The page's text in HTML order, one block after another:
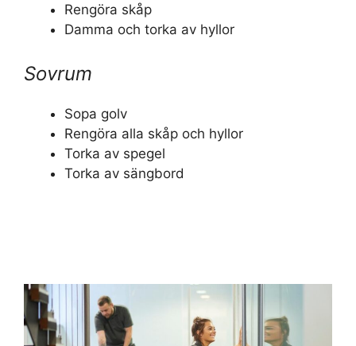
Rengöra skåp
Damma och torka av hyllor
Sovrum
Sopa golv
Rengöra alla skåp och hyllor
Torka av spegel
Torka av sängbord